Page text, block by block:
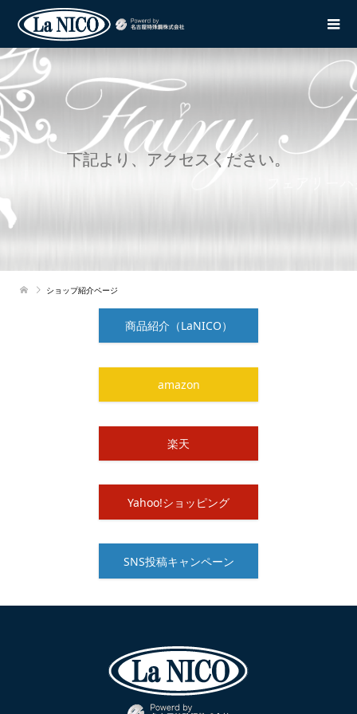
下記より、アクセスください。
ショップ紹介ページ
商品紹介（LaNICO）
amazon
楽天
Yahoo!ショッピング
SNS投稿キャンペーン